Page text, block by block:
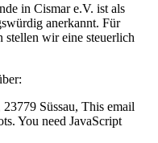
in Cismar e.V. ist als
anerkannt. Für
stellen wir eine steuerlich
Süssau, This email
You need JavaScript